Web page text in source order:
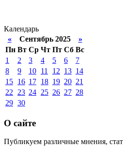
Календарь
«Сентябрь 2025 »
Пн Вт Ср Чт Пт Сб Вс
1
2 3 4 5 6
7
8
9 10 11 12 13 14
15 16 17 18 19 20 21
22
23 24 25 26 27 28
29 30
О сайте
Публикуем различные мнения,